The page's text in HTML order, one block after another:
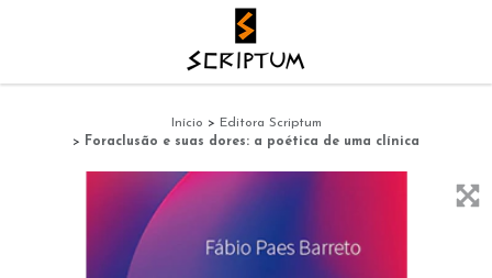
Início > Editora Scriptum
> Foraclusão e suas dores: a poética de uma clínica